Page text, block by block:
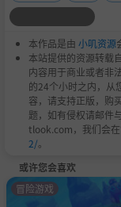
本作品是由 小叽资源
本站提供的资源转载
内容用于商业或者非
的24个小时之内，从
容，请支持正版，购
题，如有侵权请邮件
tlook.com，我们会
2/。
或许您会喜欢
冒险游戏